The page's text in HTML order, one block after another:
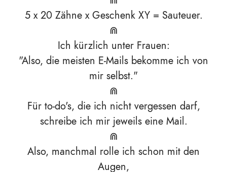
5 x 20 Zähne x Geschenk XY = Sauteuer.
⋒
Ich kürzlich unter Frauen:
"Also, die meisten E-Mails bekomme ich von
mir selbst."
⋒
Für to-do's, die ich nicht vergessen darf,
schreibe ich mir jeweils eine Mail.
⋒
Also, manchmal rolle ich schon mit den
Augen,